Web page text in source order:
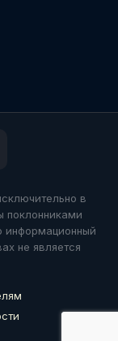
в
поклонниками
информационный
не является